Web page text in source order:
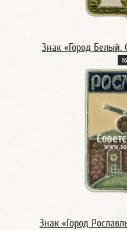
Знак «Город Белый.
Знак «Город